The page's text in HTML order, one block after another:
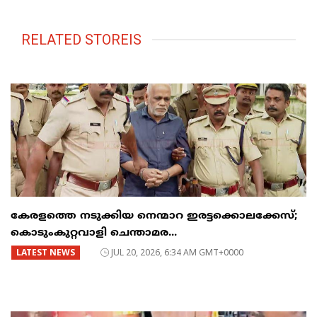
RELATED STOREIS
കേരളത്തെ നടുക്കിയ നെന്മാറ ഇരട്ടക്കൊലക്കേസ്;
കൊടുംകുറ്റവാളി ചെന്താമര...
LATEST NEWS JUL 20, 2026, 6:34 AM GMT+0000